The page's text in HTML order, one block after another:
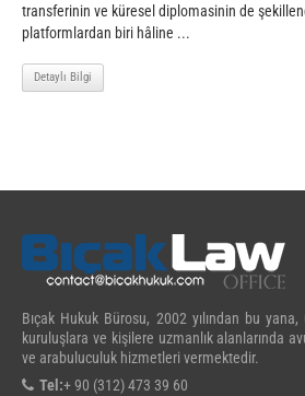
transferinin ve küresel diplomasinin de
platformlardan biri hâline ...
Detaylı Bilgi
Bıçak Hukuk Bürosu, 2002 yılından bu
kuruluşlara ve kişilere uzmanlık alanlarında
ve arabuluculuk hizmetleri vermektedir.
Tel:+ 90 (312) 473 39 60